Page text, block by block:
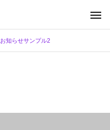
お知らせサンプル2